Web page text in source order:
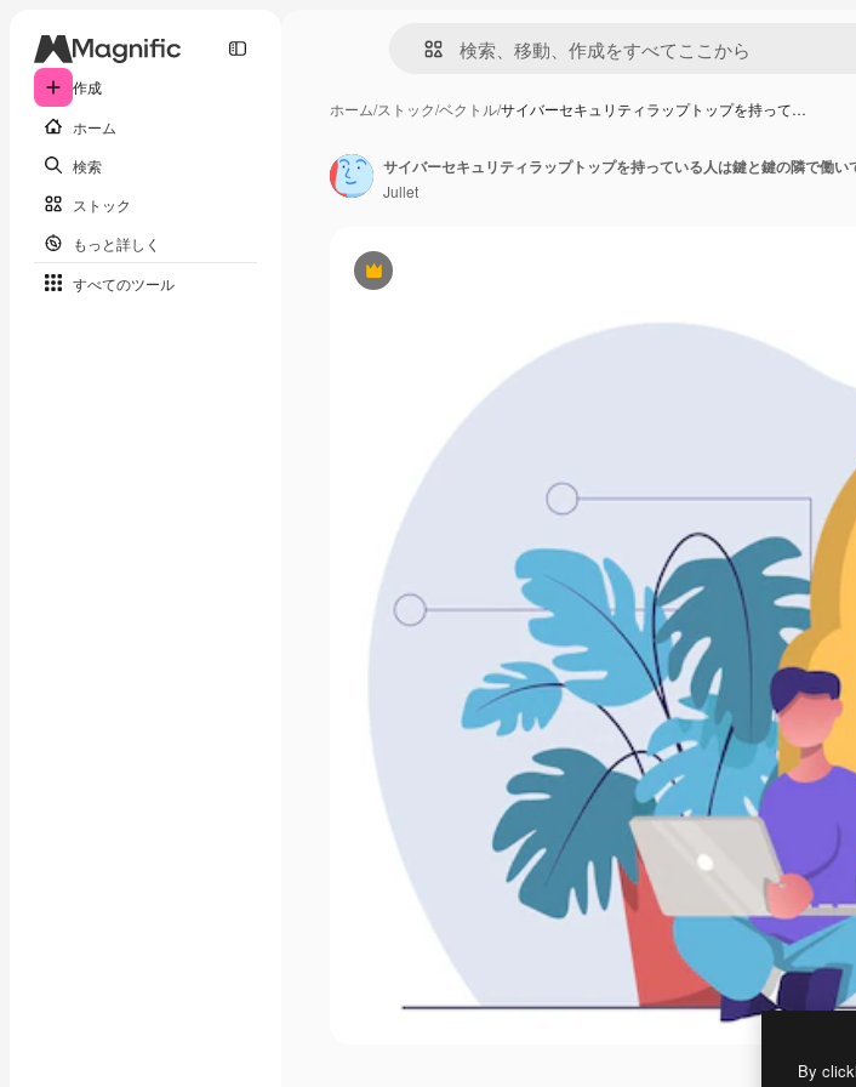
作成
ホーム
検索
ストック
もっと詳しく
すべてのツール
ホーム/ストック/ベクトル/サイバーセキュリティラップトップを持って…
Premium
サイバーセキュリティラップトップを持っている人は鍵と鍵の隣で働い
Jullet
By